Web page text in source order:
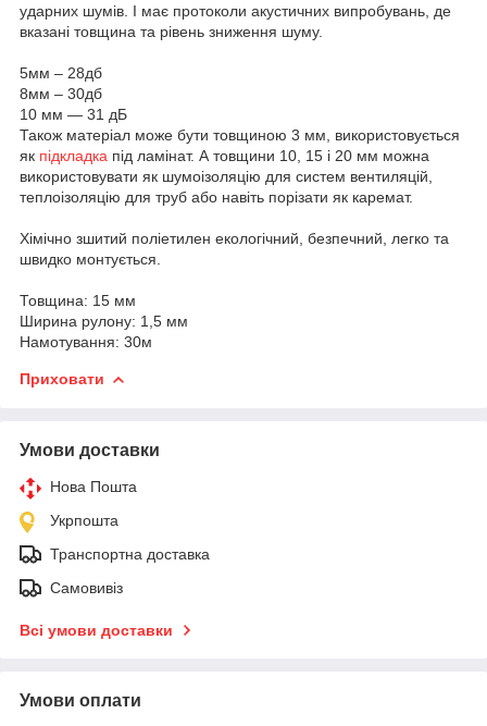
ударних шумів. І має протоколи акустичних випробувань, де
вказані товщина та рівень зниження шуму.
5мм – 28дб
8мм – 30дб
10 мм — 31 дБ
Також матеріал може бути товщиною 3 мм, використовується
як підкладка під ламінат. А товщини 10, 15 і 20 мм можна
використовувати як шумоізоляцію для систем вентиляцій,
теплоізоляцію для труб або навіть порізати як каремат.
Хімічно зшитий поліетилен екологічний, безпечний, легко та
швидко монтується.
Товщина: 15 мм
Ширина рулону: 1,5 мм
Намотування: 30м
Приховати
Умови доставки
Нова Пошта
Укрпошта
Транспортна доставка
Самовивіз
Всі умови доставки
Умови оплати